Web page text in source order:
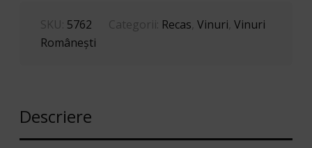
SKU: 5762 Categorii: Recas ,Vinuri ,Vinuri
Româneşti
Descriere